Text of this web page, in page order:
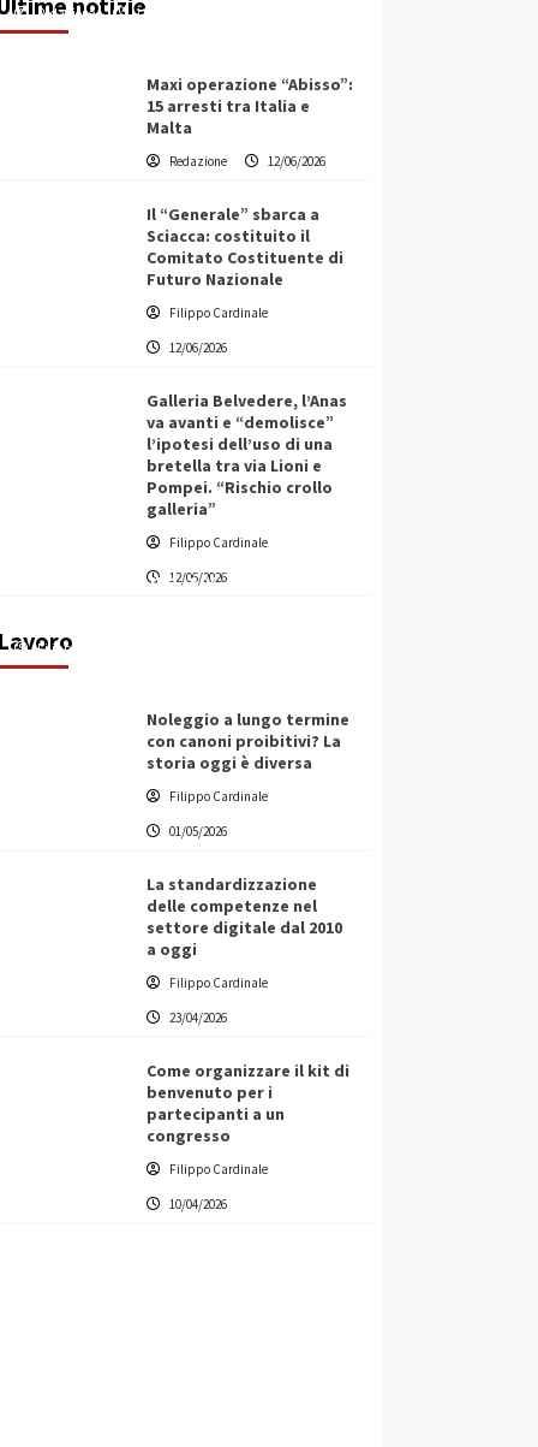
Redazione 13/06/2026
Maxi operazione “Abisso”:
15 arresti tra Italia e
Malta
Redazione 12/06/2026
Il “Generale” sbarca a
Sciacca: costituito il
Comitato Costituente di
Futuro Nazionale
Filippo Cardinale
12/06/2026
Galleria Belvedere, l’Anas
va avanti e “demolisce”
l’ipotesi dell’uso di una
bretella tra via Lioni e
Pompei. “Rischio crollo
galleria”
Filippo Cardinale
12/06/2026
Lavoro
Vino in Italia: il giro d’affari
contribuisce all’1,1% del PIL
Filippo Cardinale
Noleggio a lungo termine
con canoni proibitivi? La
storia oggi è diversa
Filippo Cardinale
01/05/2026
La standardizzazione
delle competenze nel
settore digitale dal 2010
a oggi
Filippo Cardinale
23/04/2026
Come organizzare il kit di
benvenuto per i
partecipanti a un
congresso
Filippo Cardinale
10/04/2026